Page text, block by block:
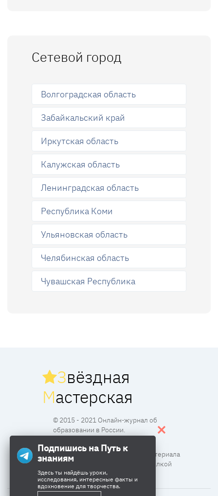
Сетевой город
Волгоградская область
Забайкальский край
Иркутская область
Калужская область
Ленинградская область
Республика Коми
Ульяновская область
Челябинская область
Чувашская Республика
Звёздная
Мастерская
© 2015 - 2021 Онлайн-журнал об
образовании в России.
Все права защищены. Перпечатка материала
разрешена с согласия редакции и ссылкой
Подпишись на Путь к
знаниям
Здесь ты найдёшь уроки,
исследования, интересные факты и
вдохновение для творчества.